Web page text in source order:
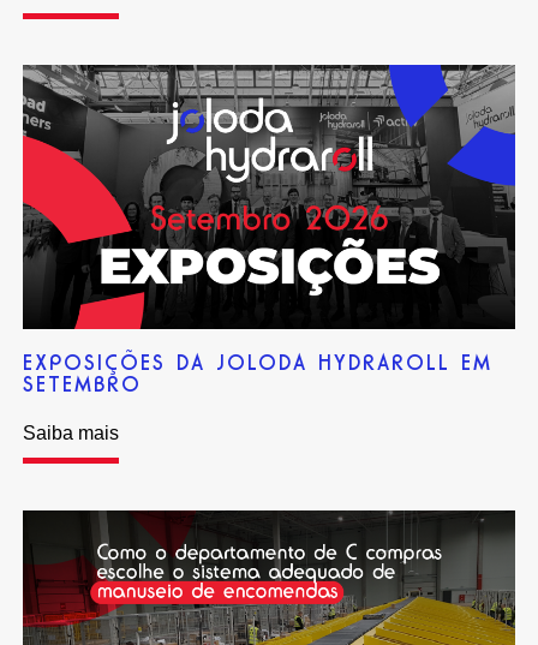
EXPOSIÇÕES DA JOLODA HYDRAROLL EM
SETEMBRO
Saiba mais